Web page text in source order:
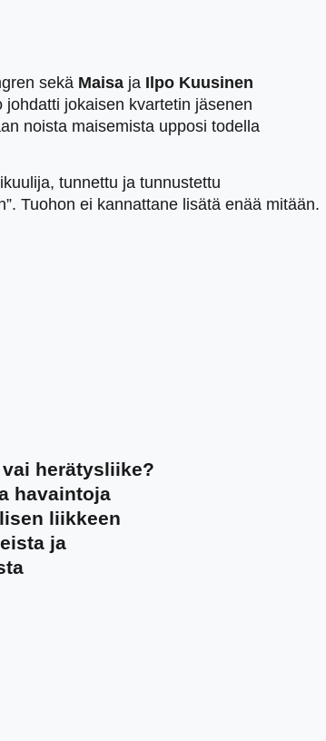
sekä Maisa ja Ilpo Kuusinen
johdatti jokaisen kvartetin jäsenen
noista maisemista upposi todella
tunnettu ja tunnustettu
Tuohon ei kannattane lisätä enää mitään.
herätysliike?
havaintoja
liikkeen
ja